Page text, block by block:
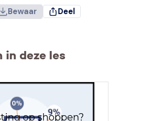
Bewaar Deel
in deze les
op shoppen?